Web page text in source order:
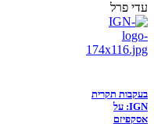
עדי פרל
בעקבות תקרית
IGN: על
אסקפיזם